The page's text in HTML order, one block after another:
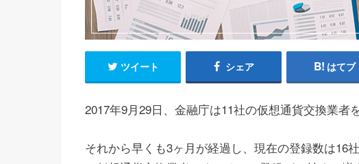
ツイート シェア はてブ
2017年9月29日、金融庁は11社の仮想通貨交換業者
それから早くも3ヶ月が経過し、現在の登録数は16